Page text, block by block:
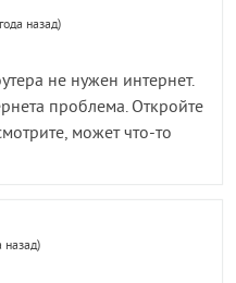
назад)
не нужен интернет.
проблема. Откройте
может что-то